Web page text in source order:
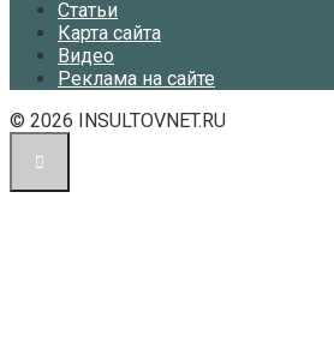
Статьи
Карта сайта
Видео
Реклама на сайте
© 2026 INSULTOVNET.RU